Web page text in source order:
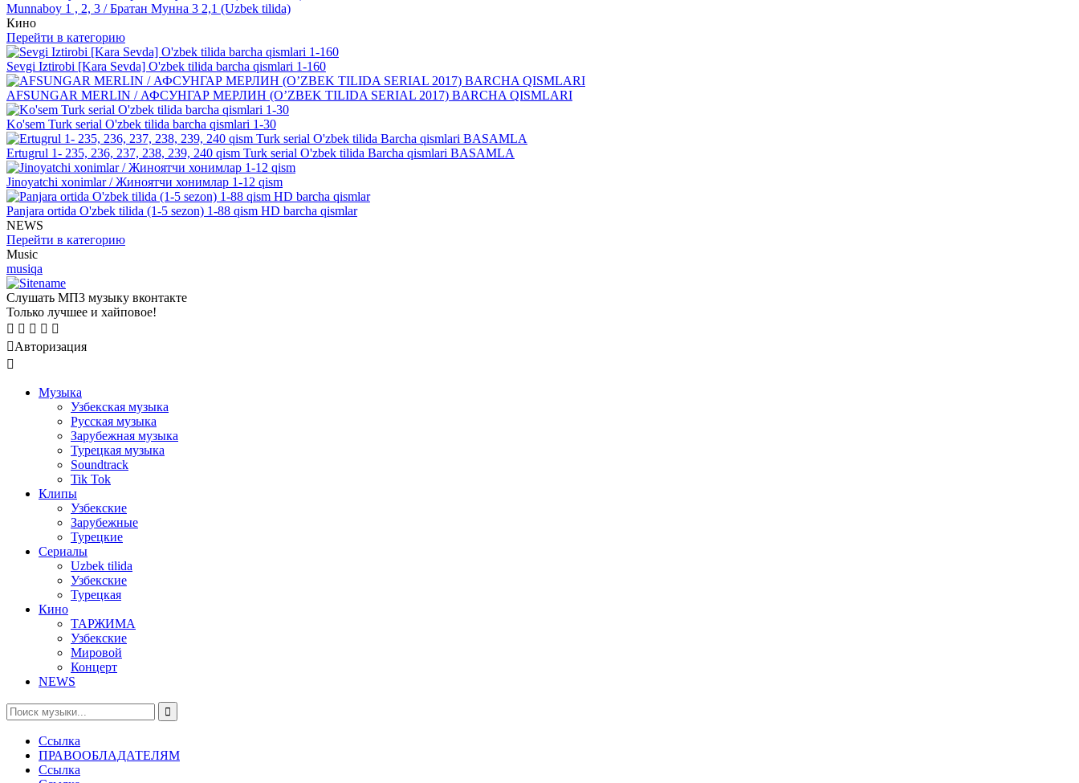
Munnaboy 1 , 2, 3 / Братан Мунна 3 2,1 (Uzbek tilida)
Кино
Перейти в категорию
Sevgi Iztirobi [Kara Sevda] O'zbek tilida barcha qismlari 1-160
AFSUNGAR MERLIN / АФСУНГАР МЕРЛИН (O’ZBEK TILIDA SERIAL 2017) BARCHA QISMLARI
Ko'sem Turk serial O'zbek tilida barcha qismlari 1-30
Ertugrul 1- 235, 236, 237, 238, 239, 240 qism Turk serial O'zbek tilida Barcha qismlari BASAMLA
Jinoyatchi xonimlar / Жиноятчи хонимлар 1-12 qism
Panjara ortida O'zbek tilida (1-5 sezon) 1-88 qism HD barcha qismlar
NEWS
Перейти в категорию
Music
musiqa
Слушать МП3 музыку вконтакте
Только лучшее и хайповое!
Авторизация
Mузыка
Узбекская музыка
Русская музыка
Зарубежная музыка
Турецкая музыка
Soundtrack
Tik Tok
Клипы
Узбекские
Зарубежные
Турецкие
Сериалы
Uzbek tilida
Узбекские
Турецкая
Кино
ТАРЖИМА
Узбекские
Мировой
Концерт
NEWS
Ссылка
ПРАВООБЛАДАТЕЛЯМ
Ссылка